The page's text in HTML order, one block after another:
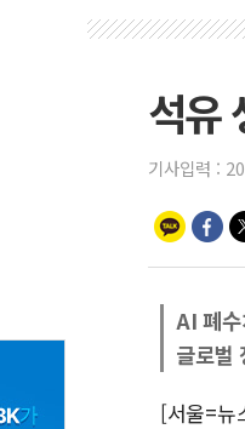
석유
기사입력 :
AI 폐수
글로벌
[서울=뉴